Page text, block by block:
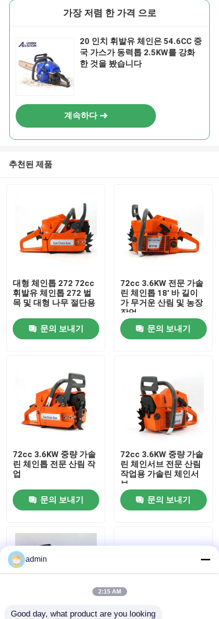
집
비디오
우리 에 관한 것
공장 표시
저희와 연락
휘발유 동력톱
전기 동력톱
가장 저렴 한 가격 으로
20 인치 휘발유 체인은 54.6CC 중
국 가스가 동력톱 2.5KW를 강화
한 것을 봤습니다
계속하다
추천된 제품
대형 체인톱 272 72cc
휘발유 체인톱 272 벌
목 및 대형 나무 절단용
문의 보내기
72cc 3.6KW 전문 가솔
린 체인톱 18' 바 길이
가 무거운 산림 및 농장
작업
문의 보내기
72cc 3.6KW 중량 가솔
린 체인톱 전문 산림 작
업
문의 보내기
72cc 3.6KW 중량 가솔
린 체인서브 전문 산림
작업용 가솔린 체인서
브
문의 보내기
admin
2:15 AM
Good day, what product are you looking